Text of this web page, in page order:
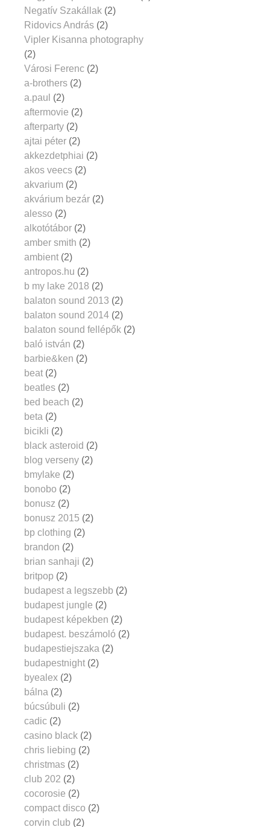
Negatív Szakállak (2)
Ridovics András (2)
Vipler Kisanna photography
(2)
Városi Ferenc (2)
a-brothers (2)
a.paul (2)
aftermovie (2)
afterparty (2)
ajtai péter (2)
akkezdetphiai (2)
akos veecs (2)
akvarium (2)
akvárium bezár (2)
alesso (2)
alkotótábor (2)
amber smith (2)
ambient (2)
antropos.hu (2)
b my lake 2018 (2)
balaton sound 2013 (2)
balaton sound 2014 (2)
balaton sound fellépők (2)
baló istván (2)
barbie&ken (2)
beat (2)
beatles (2)
bed beach (2)
beta (2)
bicikli (2)
black asteroid (2)
blog verseny (2)
bmylake (2)
bonobo (2)
bonusz (2)
bonusz 2015 (2)
bp clothing (2)
brandon (2)
brian sanhaji (2)
britpop (2)
budapest a legszebb (2)
budapest jungle (2)
budapest képekben (2)
budapest. beszámoló (2)
budapestiejszaka (2)
budapestnight (2)
byealex (2)
bálna (2)
búcsúbuli (2)
cadic (2)
casino black (2)
chris liebing (2)
christmas (2)
club 202 (2)
cocorosie (2)
compact disco (2)
corvin club (2)